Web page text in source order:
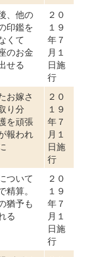
、他の
印鑑を
くて
のお金
せる
２０
１９
年７
月１
日施
行
お嫁さ
り分
を頑張
報われ
２０
１９
年７
月１
日施
行
ついて
精算。
猶予も
る
２０
１９
年７
月１
日施
行